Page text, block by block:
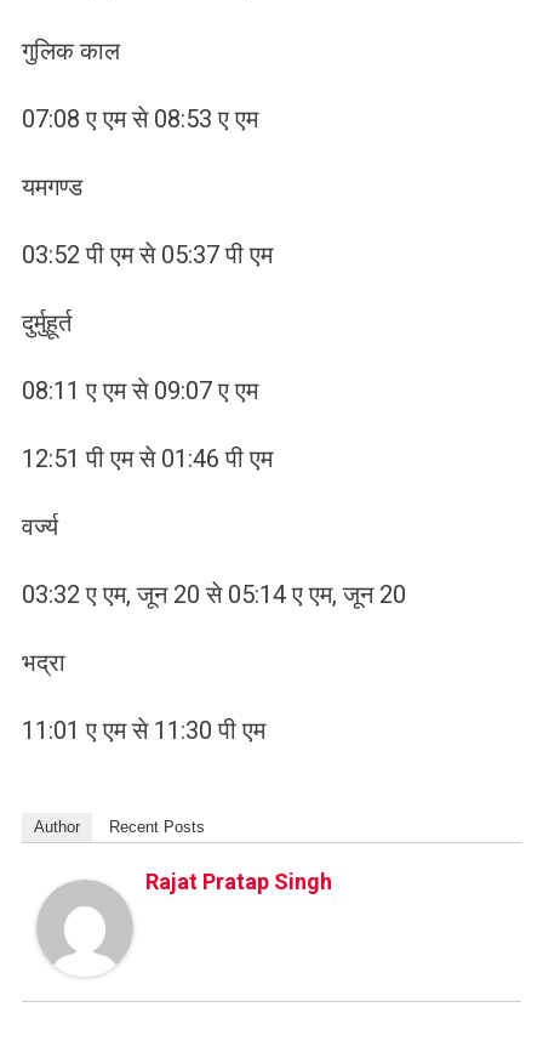
गुलिक काल
07:08 ए एम से 08:53 ए एम
यमगण्ड
03:52 पी एम से 05:37 पी एम
दुर्मुहूर्त
08:11 ए एम से 09:07 ए एम
12:51 पी एम से 01:46 पी एम
वर्ज्य
03:32 ए एम, जून 20 से 05:14 ए एम, जून 20
भद्रा
11:01 ए एम से 11:30 पी एम
Author Recent Posts
Rajat Pratap Singh